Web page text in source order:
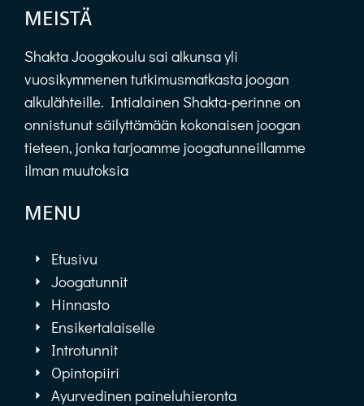
MEISTÄ
Shakta Joogakoulu sai alkunsa yli
vuosikymmenen tutkimusmatkasta joogan
alkulähteille. Intialainen Shakta-perinne on
onnistunut säilyttämään kokonaisen joogan
tieteen, jonka tarjoamme joogatunneillamme
ilman muutoksia
MENU
Etusivu
Joogatunnit
Hinnasto
Ensikertalaiselle
Introtunnit
Opintopiiri
Ayurvedinen paineluhieronta